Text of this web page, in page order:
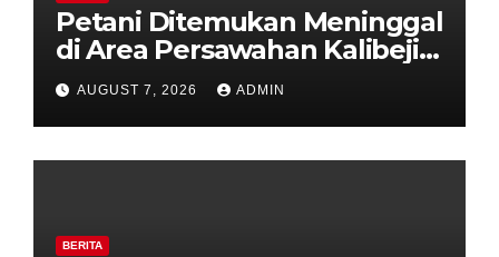
Petani Ditemukan Meninggal
di Area Persawahan Kalibeji,
Polisi Pastikan Tidak Ada
Tanda Kekerasan
AUGUST 7, 2026 ADMIN
BERITA